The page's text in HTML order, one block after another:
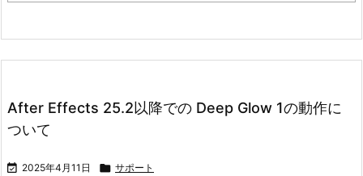
After Effects 25.2以降での Deep Glow 1の動作に
ついて
 2025年4月11日  サポート